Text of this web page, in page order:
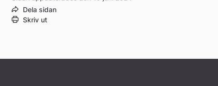
Dela sidan
Skriv ut